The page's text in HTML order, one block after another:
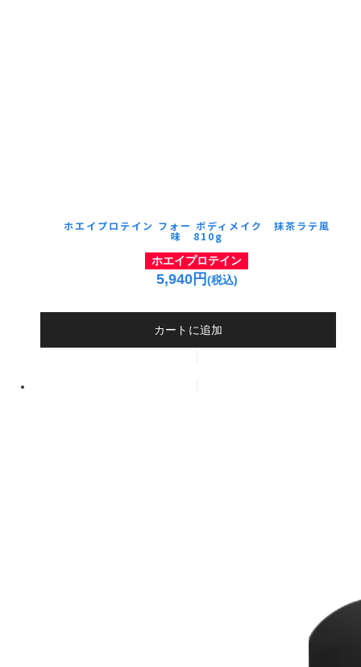
ホエイプロテイン フォー ボディメイク 抹茶ラテ風
味 810g
ホエイプロテイン
5,940円(税込)
カートに追加